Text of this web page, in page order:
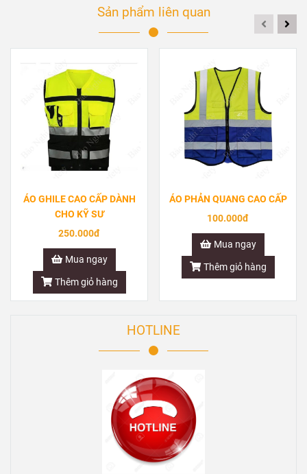
Sản phẩm liên quan
ÁO GHILE CAO CẤP DÀNH
CHO KỸ SƯ
250.000đ
Mua ngay
Thêm giỏ hàng
ÁO PHẢN QUANG CAO CẤP
100.000đ
Mua ngay
Thêm giỏ hàng
HOTLINE